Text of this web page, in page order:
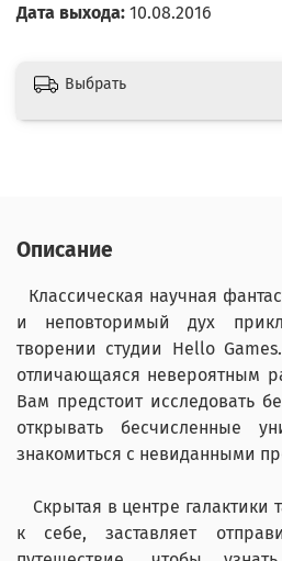
Дата выхода: 10.08.2016
Выбрать
Описание
Классическая научная
и неповторимый дух
творении студии Hello
отличающаяся невероятным
Вам предстоит исследовать
открывать бесчисленные
знакомиться с невиданными
Скрытая в центре галактики
к себе, заставляет